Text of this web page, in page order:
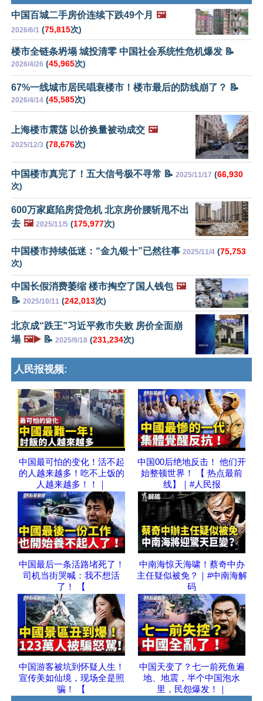
中国百城二手房价连续下跌49个月 🖼️
2026/6/1 (75,815次)
楼市全链条坍塌 城投清零 中国社会系统性危机爆发 📝
2026/4/26 (45,965次)
67%一线城市居民唱衰楼市！楼市最后的防线崩了？ 📝
2026/4/14 (45,585次)
上海楼市震荡 以价换量被动成交 🖼️
2025/12/3 (78,676次)
中国楼市真完了！五大信号极不寻常 📝 2025/11/17 (66,930
次)
600万家庭陷房贷危机 北京房价腰斩甩不出
去 🖼️ 2025/11/5 (175,977次)
中国楼市持续低迷：“金九银十”已然往事 2025/11/4 (75,753
次)
中国长假消费萎缩 楼市掏空了国人钱包 🖼️
📝 2025/10/11 (242,013次)
北京成“跌王”习近平救市失败 房价全面崩
塌 🖼️▶️ 📝 2025/9/18 (231,234次)
人民报视频:
中国最可怕的变化！活不起
的人越来越多！吃不上饭的
人越来越多！！｜
中国00后绝地反击！ 他们开
始整顿世界！ 【 热点最前
线】｜#人民报
中国最后一条活路堵死了！
司机当街哭喊：我不想活
了！ 【
中南海惊天海啸！蔡奇中办
主任疑似被免？｜#中南海解
码
中国游客被坑到怀疑人生！
宣传美如仙境，现场全是照
骗！ 【
中国天变了？七一前死鱼遍
地、地震，半个中国泡水
里，民怨爆发！｜